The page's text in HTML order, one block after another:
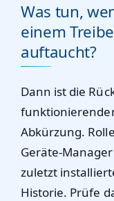
Was tun,
einem
auftaucht?
Dann ist die
Abkürzung.
Geräte-
zuletzt
Historie. Prüfe